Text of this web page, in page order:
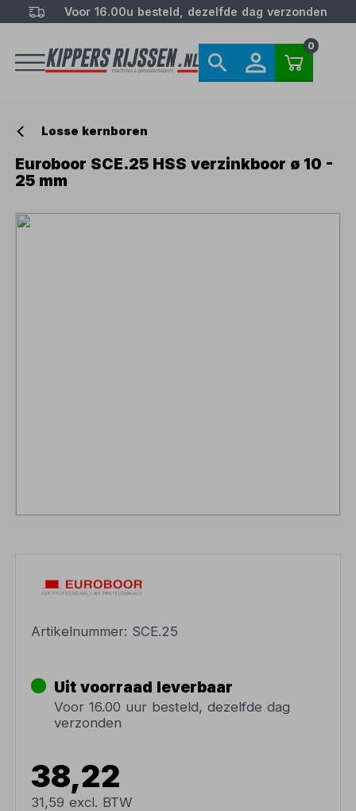
Voor 16.00u besteld, dezelfde dag verzonden
0
Losse kernboren
Euroboor SCE.25 HSS verzinkboor ø 10 -
25 mm
Artikelnummer: SCE.25
Uit voorraad leverbaar
Voor 16.00 uur besteld, dezelfde dag
verzonden
38,22
31,59 excl. BTW